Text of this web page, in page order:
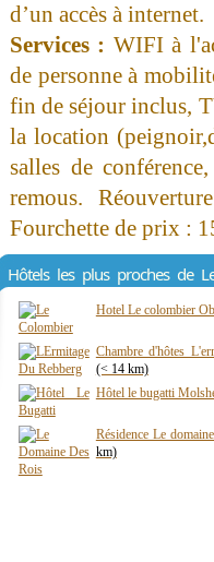
d’un accès à internet.
Services : WIFI à
de personne à
fin de séjour inclus,
la location
salles de
remous.
Fourchette de prix :
Hôtels les plus proches de
Hotel Le colombier
Chambre d'hôtes
(< 14 km)
Hôtel le bugatti
Résidence Le
km)